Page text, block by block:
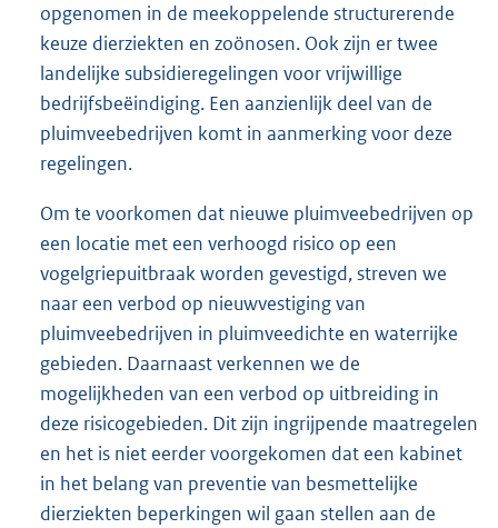
opgenomen in de meekoppelende structurerende
keuze dierziekten en zoönosen. Ook zijn er twee
landelijke subsidieregelingen voor vrijwillige
bedrijfsbeëindiging. Een aanzienlijk deel van de
pluimveebedrijven komt in aanmerking voor deze
regelingen.
Om te voorkomen dat nieuwe pluimveebedrijven op
een locatie met een verhoogd risico op een
vogelgriepuitbraak worden gevestigd, streven we
naar een verbod op nieuwvestiging van
pluimveebedrijven in pluimveedichte en waterrijke
gebieden. Daarnaast verkennen we de
mogelijkheden van een verbod op uitbreiding in
deze risicogebieden. Dit zijn ingrijpende maatregelen
en het is niet eerder voorgekomen dat een kabinet
in het belang van preventie van besmettelijke
dierziekten beperkingen wil gaan stellen aan de